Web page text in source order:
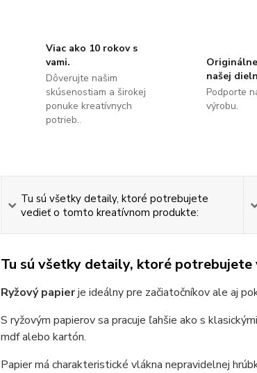
Viac ako 10 rokov s
vami.
Dôverujte našim
skúsenostiam a širokej
ponuke kreatívnych
potrieb..
našej
Podporte
výrobu.
Tu sú všetky detaily, ktoré potrebujete
vedieť o tomto kreatívnom produkte:
Tu sú všetky detaily, ktoré
Ryžový papierje ideálny pre začiatočníkov ale aj
S ryžovým papierov sa pracuje ľahšie ako s
mdf alebo kartón.
Papier má charakteristické vlákna nepravidelnej